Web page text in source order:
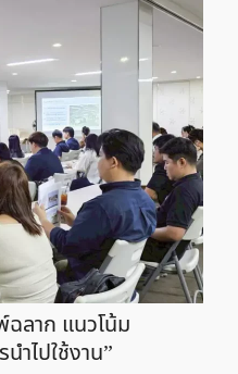
ฉลาก แนวโน้ม
ำไปใช้งาน”